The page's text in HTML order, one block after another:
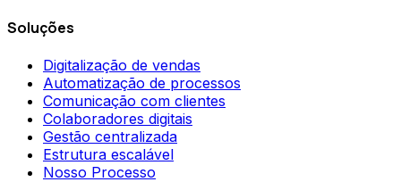
Soluções
Digitalização de vendas
Automatização de processos
Comunicação com clientes
Colaboradores digitais
Gestão centralizada
Estrutura escalável
Nosso Processo